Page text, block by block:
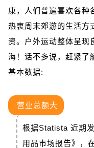
康，人们普遍喜欢各种
热衷周末郊游的生活方
资。户外运动整体呈现
海！话不多说，赶紧了
基本数据:
营业总额大
根据Statista 近期
用品市场报告》，